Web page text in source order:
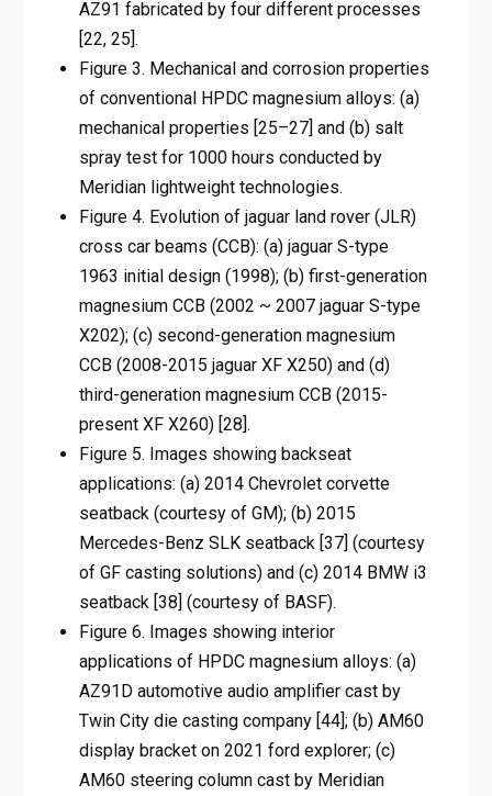
AZ91 fabricated by four different processes
[22, 25].
Figure 3. Mechanical and corrosion properties
of conventional HPDC magnesium alloys: (a)
mechanical properties [25–27] and (b) salt
spray test for 1000 hours conducted by
Meridian lightweight technologies.
Figure 4. Evolution of jaguar land rover (JLR)
cross car beams (CCB): (a) jaguar S-type
1963 initial design (1998); (b) first-generation
magnesium CCB (2002 ~ 2007 jaguar S-type
X202); (c) second-generation magnesium
CCB (2008-2015 jaguar XF X250) and (d)
third-generation magnesium CCB (2015-
present XF X260) [28].
Figure 5. Images showing backseat
applications: (a) 2014 Chevrolet corvette
seatback (courtesy of GM); (b) 2015
Mercedes-Benz SLK seatback [37] (courtesy
of GF casting solutions) and (c) 2014 BMW i3
seatback [38] (courtesy of BASF).
Figure 6. Images showing interior
applications of HPDC magnesium alloys: (a)
AZ91D automotive audio amplifier cast by
Twin City die casting company [44]; (b) AM60
display bracket on 2021 ford explorer; (c)
AM60 steering column cast by Meridian